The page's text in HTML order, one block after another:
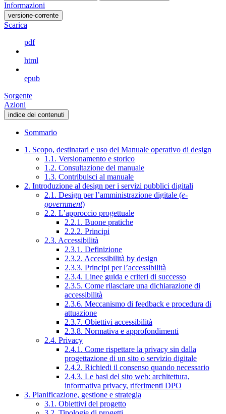
Informazioni
versione-corrente
Scarica
pdf
html
epub
Sorgente
Azioni
indice dei contenuti
Sommario
1. Scopo, destinatari e uso del Manuale operativo di design
1.1. Versionamento e storico
1.2. Consultazione del manuale
1.3. Contribuisci al manuale
2. Introduzione al design per i servizi pubblici digitali
2.1. Design per l’amministrazione digitale (e-
government)
2.2. L’approccio progettuale
2.2.1. Buone pratiche
2.2.2. Principi
2.3. Accessibilità
2.3.1. Definizione
2.3.2. Accessibilità by design
2.3.3. Principi per l’accessibilità
2.3.4. Linee guida e criteri di successo
2.3.5. Come rilasciare una dichiarazione di
accessibilità
2.3.6. Meccanismo di feedback e procedura di
attuazione
2.3.7. Obiettivi accessibilità
2.3.8. Normativa e approfondimenti
2.4. Privacy
2.4.1. Come rispettare la privacy sin dalla
progettazione di un sito o servizio digitale
2.4.2. Richiedi il consenso quando necessario
2.4.3. Le basi del sito web: architettura,
informativa privacy, riferimenti DPO
3. Pianificazione, gestione e strategia
3.1. Obiettivi del progetto